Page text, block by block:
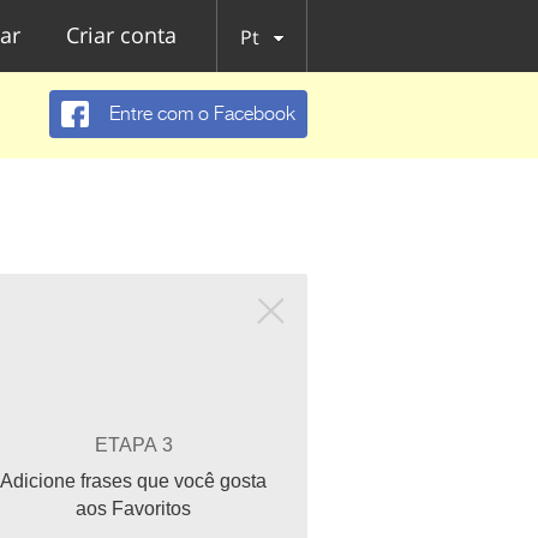
Criar conta Pt
Entre com o Facebook
ETAPA 3
Adicione frases que você gosta
aos Favoritos